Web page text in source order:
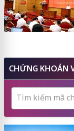
CHỨNG KHOÁN
Tìm kiếm mã